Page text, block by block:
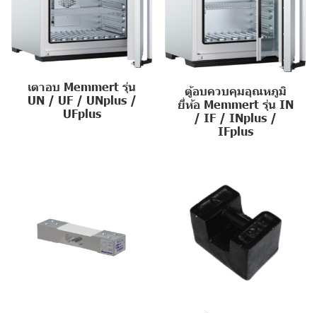
เตาอบ Memmert รุ่น
UN / UF / UNplus /
UFplus
ตู้อบควบคุมอุณหภูมิ
ยี่ห้อ Memmert รุ่น IN
/ IF / INplus /
IFplus